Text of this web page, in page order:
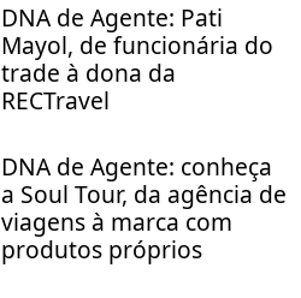
DNA de Agente: Pati
Mayol, de funcionária do
trade à dona da
RECTravel
DNA de Agente: conheça
a Soul Tour, da agência de
viagens à marca com
produtos próprios